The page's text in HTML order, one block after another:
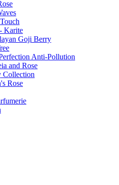
Karite
Goji Berry
Anti-Pollution
and Rose
Collection
Rose